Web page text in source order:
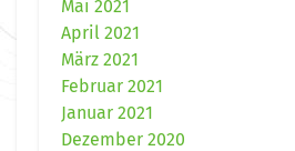
Mai 2021
April 2021
März 2021
Februar 2021
Januar 2021
Dezember 2020